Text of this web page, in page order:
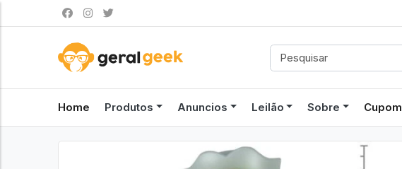
Home Produtos Anuncios Leilão Sobre Cupom